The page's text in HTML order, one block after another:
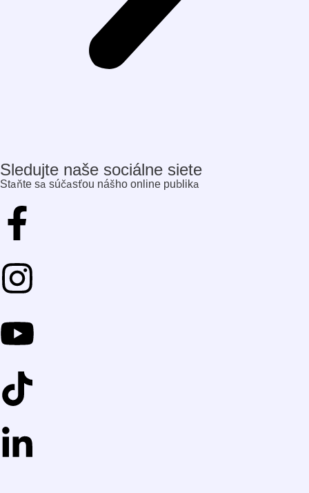
Sledujte naše sociálne siete
Staňte sa súčasťou nášho online publika